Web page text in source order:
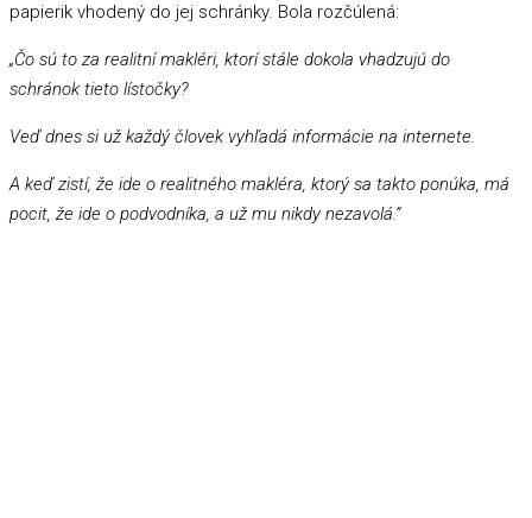
papierik vhodený do jej schránky. Bola rozčúlená:
„Čo sú to za realitní makléri, ktorí stále dokola vhadzujú do
schránok tieto lístočky?
Veď dnes si už každý človek vyhľadá informácie na internete.
A keď zistí, že ide o realitného makléra, ktorý sa takto ponúka, má
pocit, že ide o podvodníka, a už mu nikdy nezavolá.“